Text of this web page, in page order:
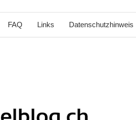
FAQ Links Datenschutzhinweis